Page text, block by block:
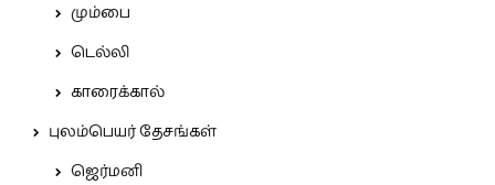
மும்பை
டெல்லி
காரைக்கால்
புலம்பெயர் தேசங்கள்
ஜெர்மனி